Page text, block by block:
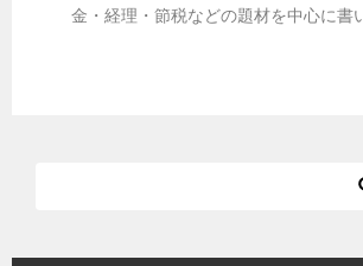
金・経理・節税などの題材を中心に書